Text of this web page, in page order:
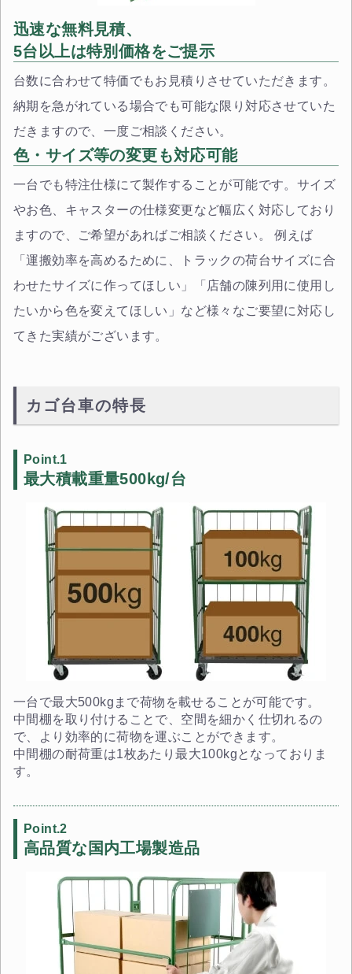
迅速な無料見積、
5台以上は特別価格をご提示
台数に合わせて特価でもお見積りさせていただきます。
納期を急がれている場合でも可能な限り対応させていた
だきますので、一度ご相談ください。
色・サイズ等の変更も対応可能
一台でも特注仕様にて製作することが可能です。サイズ
やお色、キャスターの仕様変更など幅広く対応しており
ますので、ご希望があればご相談ください。 例えば
「運搬効率を高めるために、トラックの荷台サイズに合
わせたサイズに作ってほしい」「店舗の陳列用に使用し
たいから色を変えてほしい」など様々なご要望に対応し
てきた実績がございます。
カゴ台車の特長
Point.1
最大積載重量500kg/台
一台で最大500kgまで荷物を載せることが可能です。
中間棚を取り付けることで、空間を細かく仕切れるの
で、より効率的に荷物を運ぶことができます。
中間棚の耐荷重は1枚あたり最大100kgとなっておりま
す。
Point.2
高品質な国内工場製造品